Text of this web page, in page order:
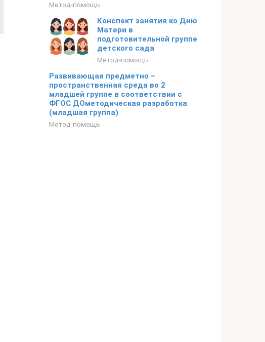
Метод-помощь
Конспект занятия ко Дню
Матери в
подготовительной группе
детского сада
Метод-помощь
Развивающая предметно –
пространственная среда во 2
младшей группе в соответствии с
ФГОС ДОметодическая разработка
(младшая группа)
Метод-помощь